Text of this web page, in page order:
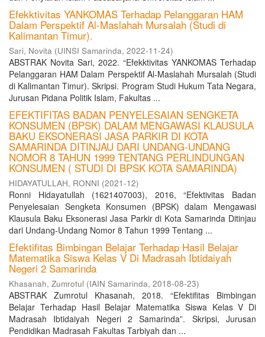
Efekktivitas YANKOMAS Terhadap Pelanggaran HAM
Dalam Perspektif Al-Maslahah Mursalah (Studi di
Kalimantan Timur).
Sari, Novita (UINSI Samarinda, 2022-11-24)
ABSTRAK Novita Sari, 2022. “Efekktivitas YANKOMAS Terhadap
Pelanggaran HAM Dalam Perspektif Al-Maslahah Mursalah (Studi
di Kalimantan Timur). Skripsi. Program Studi Hukum Tata Negara,
Jurusan Pidana Politik Islam, Fakultas ...
EFEKTIFITAS BADAN PENYELESAIAN SENGKETA
KONSUMEN (BPSK) DALAM MENGAWASI KLAUSULA
BAKU EKSONERASI JASA PARKIR DI KOTA
SAMARINDA DITINJAU DARI UNDANG-UNDANG
NOMOR 8 TAHUN 1999 TENTANG PERLINDUNGAN
KONSUMEN ( STUDI DI BPSK KOTA SAMARINDA)
HIDAYATULLAH, RONNI (2021-12)
Ronni Hidayatullah (1621407003), 2016, “Efektivitas Badan
Penyelesaian Sengketa Konsumen (BPSK) dalam Mengawasi
Klausula Baku Eksonerasi Jasa Parkir di Kota Samarinda Ditinjau
dari Undang-Undang Nomor 8 Tahun 1999 Tentang ...
Efektifitas Bimbingan Belajar Terhadap Hasil Belajar
Matematika Siswa Kelas V Di Madrasah Ibtidaiyah
Negeri 2 Samarinda
Khasanah, Zumrotul (IAIN Samarinda, 2018-08-23)
ABSTRAK Zumrotul Khasanah, 2018. “Efektifitas Bimbingan
Belajar Terhadap Hasil Belajar Matematika Siswa Kelas V Di
Madrasah Ibtidaiyah Negeri 2 Samarinda”. Skripsi, Jurusan
Pendidikan Madrasah Fakultas Tarbiyah dan ...